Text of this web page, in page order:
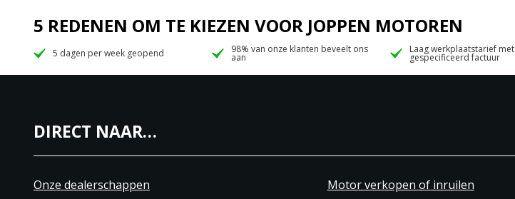
5 REDENEN OM TE KIEZEN VOOR JOPPEN MOTOREN
5 dagen per week geopend 98% van onze klanten beveelt ons
aan
Laag werkplaatstarief met
gespecificeerd factuur
DIRECT NAAR…
Onze dealerschappen Motor verkopen of inruilen